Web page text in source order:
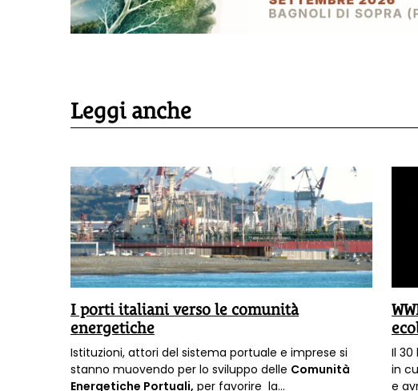
Leggi anche
I porti italiani verso le comunità
energetiche
Istituzioni, attori del sistema portuale e imprese si
stanno muovendo per lo sviluppo delle Comunità
Energetiche Portuali, per favorire la
Il 30
in
e